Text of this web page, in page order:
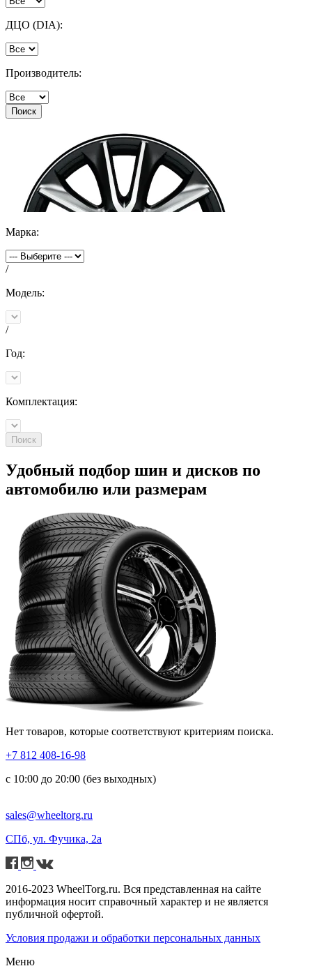
ДЦО (DIA):
Производитель:
Поиск
Марка:
/
Модель:
/
Год:
Комплектация:
Поиск
Удобный подбор шин и дисков по
автомобилю или размерам
Нет товаров, которые соответствуют критериям поиска.
+7 812 408-16-98
с 10:00 до 20:00 (без выходных)
sales@wheeltorg.ru
СПб, ул. Фучика, 2а
2016-2023 WheelTorg.ru. Вся представленная на сайте
информация носит справочный характер и не является
публичной офертой.
Условия продажи и обработки персональных данных
Меню